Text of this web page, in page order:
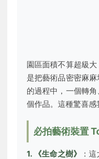
園區面積不算超級
是把藝術品密密麻
的過程中，一個轉
個作品。這種驚喜感
必拍藝術裝置
1. 《生命之樹》
：